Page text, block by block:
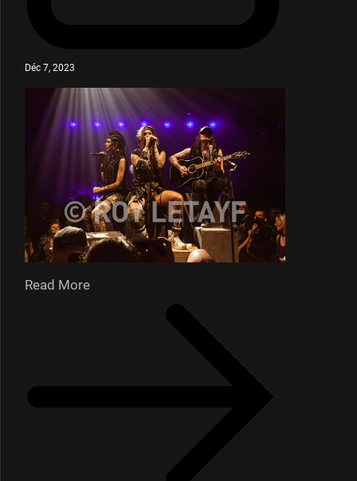
Déc 7, 2023
Read More